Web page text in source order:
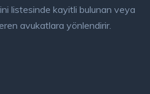
listesinde kayitli bulunan veya
avukatlara yönlendirir.